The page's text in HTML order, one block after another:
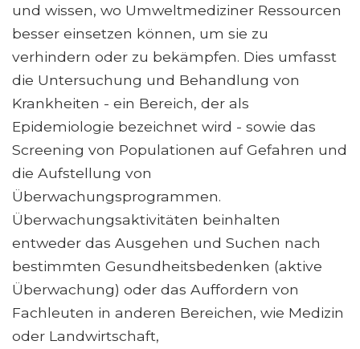
und wissen, wo Umweltmediziner Ressourcen
besser einsetzen können, um sie zu
verhindern oder zu bekämpfen. Dies umfasst
die Untersuchung und Behandlung von
Krankheiten - ein Bereich, der als
Epidemiologie bezeichnet wird - sowie das
Screening von Populationen auf Gefahren und
die Aufstellung von
Überwachungsprogrammen.
Überwachungsaktivitäten beinhalten
entweder das Ausgehen und Suchen nach
bestimmten Gesundheitsbedenken (aktive
Überwachung) oder das Auffordern von
Fachleuten in anderen Bereichen, wie Medizin
oder Landwirtschaft,